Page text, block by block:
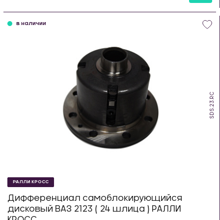
SDS.23.RC
в наличии
РАЛЛИ КРОСС
Дифференциал самоблокирующийся
дисковый ВАЗ 2123 ( 24 шлица ) РАЛЛИ